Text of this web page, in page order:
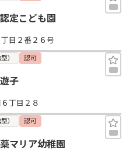
定こども園
目２番２６号
） 認可
子
丁目２８
） 認可
マリア幼稚園